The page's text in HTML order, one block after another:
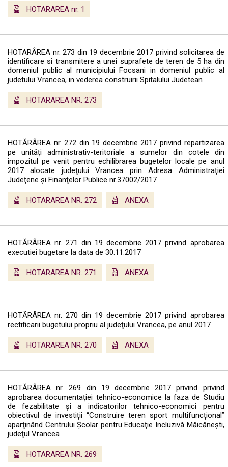
HOTARAREA nr. 1
HOTARÂREA nr. 273 din 19 decembrie 2017 privind solicitarea de
identificare si transmitere a unei suprafete de teren de 5 ha din
domeniul public al municipiului Focsani in domeniul public al
judetului Vrancea, in vederea construirii Spitalului Judetean
HOTARAREA NR. 273
HOTĂRÂREA nr. 272 din 19 decembrie 2017 privind repartizarea
pe unităţi administrativ-teritoriale a sumelor din cotele din
impozitul pe venit pentru echilibrarea bugetelor locale pe anul
2017 alocate judeţului Vrancea prin Adresa Administraţiei
Judeţene şi Finanţelor Publice nr.37002/2017
HOTARAREA NR. 272 ANEXA
HOTĂRÂREA nr. 271 din 19 decembrie 2017 privind aprobarea
executiei bugetare la data de 30.11.2017
HOTARAREA NR. 271 ANEXA
HOTĂRÂREA nr. 270 din 19 decembrie 2017 privind aprobarea
rectificarii bugetului propriu al judeţului Vrancea, pe anul 2017
HOTARAREA NR. 270 ANEXA
HOTĂRÂREA nr. 269 din 19 decembrie 2017 privind privind
aprobarea documentaţiei tehnico-economice la faza de Studiu
de fezabilitate şi a indicatorilor tehnico-economici pentru
obiectivul de investiţii “Construire teren sport multifuncţional”
aparţinând Centrului Şcolar pentru Educaţie Incluzivă Măicăneşti,
judeţul Vrancea
HOTARAREA NR. 269